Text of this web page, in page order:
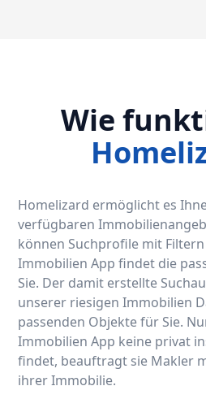
Wie
Homelizard ermöglicht es
verfügbaren
können Suchprofile mit
Immobilien App findet die
Sie. Der damit erstellte
unserer riesigen Immobilien
passenden Objekte für Sie.
Immobilien App keine privat
findet, beauftragt sie Makler
ihrer Immobilie.